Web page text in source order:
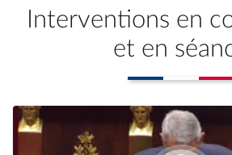
Interventions en
et en